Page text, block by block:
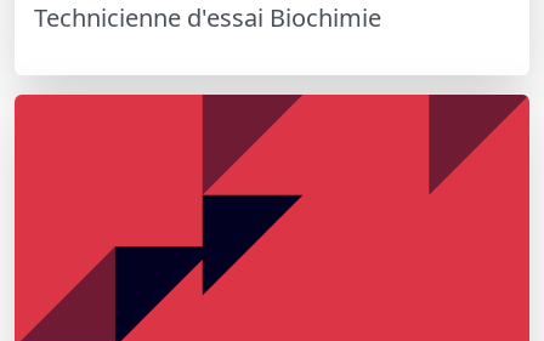
Technicienne d'essai Biochimie